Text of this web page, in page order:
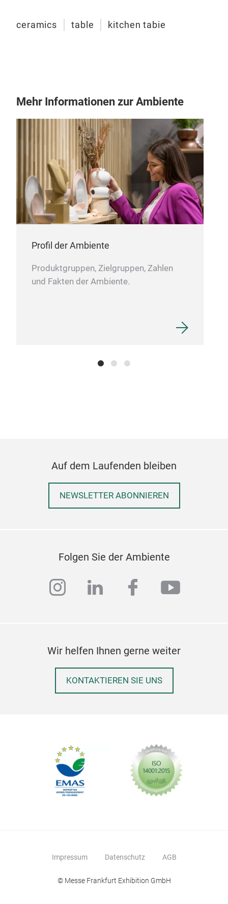
ceramics table kitchen tabie
Mehr Informationen zur Ambiente
Profil der Ambiente
Produktgruppen, Zielgruppen, Zahlen
und Fakten der Ambiente.
Auf dem Laufenden bleiben
NEWSLETTER ABONNIEREN
Folgen Sie der Ambiente
instagram
linkedinfacebook
Wir helfen Ihnen gerne weiter
KONTAKTIEREN SIE UNS
Impressum Datenschutz AGB
© Messe Frankfurt Exhibition GmbH